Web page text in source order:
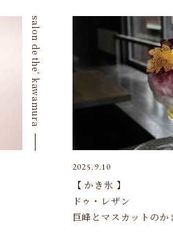
salon de the’ kawamura
2025.9.10
【 かき氷 】
ドゥ・レザン
巨峰とマスカットのか